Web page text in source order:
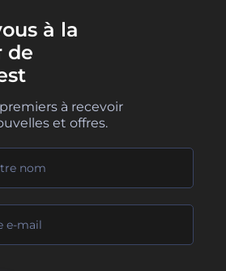
à la
de
à recevoir
et offres.